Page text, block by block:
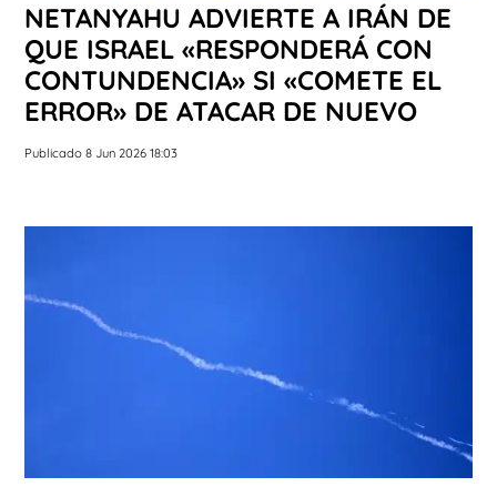
NETANYAHU ADVIERTE A IRÁN DE
QUE ISRAEL «RESPONDERÁ CON
CONTUNDENCIA» SI «COMETE EL
ERROR» DE ATACAR DE NUEVO
Publicado 8 Jun 2026 18:03